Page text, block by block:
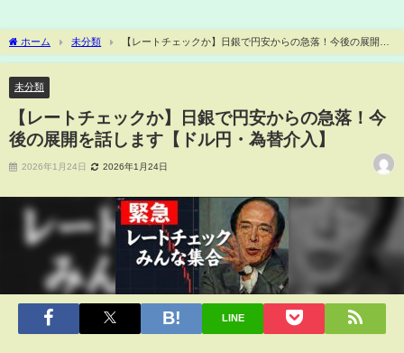
ホーム 未分類
【レートチェックか】日銀で円安からの急落！今後の展開を
話します【ドル円・為替介入】
未分類
【レートチェックか】日銀で円安からの急落！今
後の展開を話します【ドル円・為替介入】
2026年1月24日 2026年1月24日
LINE